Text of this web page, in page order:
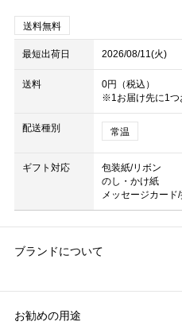
送料無料
最短出荷日 2026/08/11(火)
送料
0円（税込）
※1お届け先に1つ
配送種別 常温
ギフト対応
包装紙/リボン
のし・かけ紙
メッセージカード
ブランドについて
お勧めの用途